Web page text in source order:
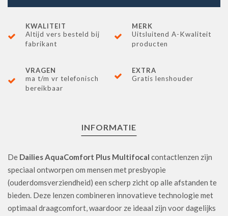
KWALITEIT
Altijd vers besteld bij
fabrikant
MERK
Uitsluitend A-Kwaliteit
producten
VRAGEN
ma t/m vr telefonisch
bereikbaar
EXTRA
Gratis lenshouder
INFORMATIE
De Dailies AquaComfort Plus Multifocal contactlenzen zijn
speciaal ontworpen om mensen met presbyopie
(ouderdomsverziendheid) een scherp zicht op alle afstanden te
bieden. Deze lenzen combineren innovatieve technologie met
optimaal draagcomfort, waardoor ze ideaal zijn voor dagelijks